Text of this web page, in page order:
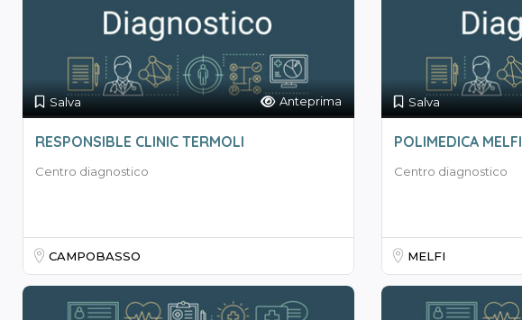
Salva Anteprima
RESPONSIBLE CLINIC TERMOLI
Centro diagnostico
CAMPOBASSO
Salva
POLIMEDICA MELFI
Centro diagnostico
MELFI